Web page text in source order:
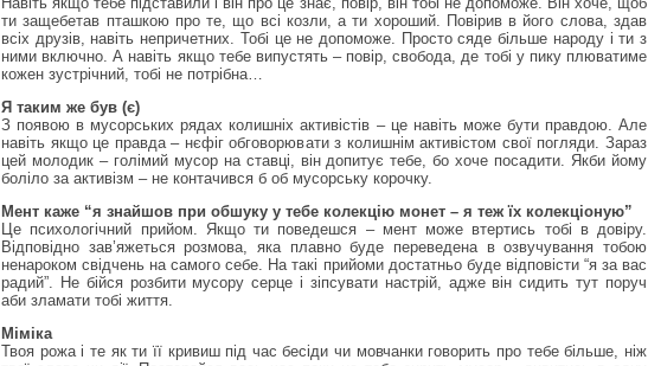
ти защебетав пташкою про те, що всі козли, а ти хороший. Повірив в його слова, здав
всіх друзів, навіть непричетних. Тобі це не допоможе. Просто сяде більше народу і ти з
ними включно. А навіть якщо тебе випустять – повір, свобода, де тобі у пику плюватиме
кожен зустрічний, тобі не потрібна…
Я таким же був (є)
З появою в мусорських рядах колишніх активістів – це навіть може бути правдою. Але
навіть якщо це правда – нєфіг обговорювати з колишнім активістом свої погляди. Зараз
цей молодик – голімий мусор на ставці, він допитує тебе, бо хоче посадити. Якби йому
боліло за активізм – не контачився б об мусорську корочку.
Мент каже “я знайшов при обшуку у тебе колекцію монет – я теж їх колекціоную”
Це психологічний прийом. Якщо ти поведешся – мент може втертись тобі в довіру.
Відповідно зав’яжеться розмова, яка плавно буде переведена в озвучування тобою
ненароком свідчень на самого себе. На такі прийоми достатньо буде відповісти “я за вас
радий”. Не бійся розбити мусору серце і зіпсувати настрій, адже він сидить тут поруч
аби зламати тобі життя.
Міміка
Твоя рожа і те як ти її кривиш під час бесіди чи мовчанки говорить про тебе більше, ніж